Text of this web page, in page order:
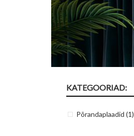
KATEGOORIAD:
Põrandaplaadid (1)